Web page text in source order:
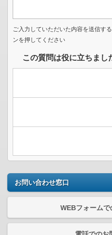
ご入力していただいた内容を送信す
ンを押してください
この質問は役に立ちまし
お問い合わせ窓口
WEBフォーム